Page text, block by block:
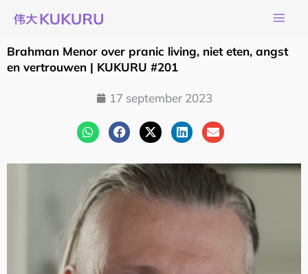
naar
de
inhoud
Brahman Menor over pranic living, niet eten, angst
en vertrouwen | KUKURU #201
17 september 2023